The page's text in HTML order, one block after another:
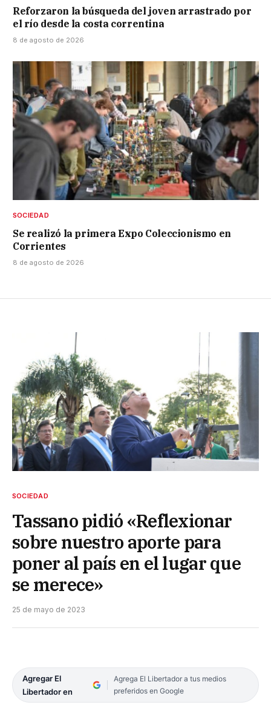
Reforzaron la búsqueda del joven arrastrado por
el río desde la costa correntina
8 de agosto de 2026
SOCIEDAD
Se realizó la primera Expo Coleccionismo en
Corrientes
8 de agosto de 2026
SOCIEDAD
Tassano pidió «Reflexionar
sobre nuestro aporte para
poner al país en el lugar que
se merece»
25 de mayo de 2023
Agregar El
Libertador en
Agrega El Libertador a tus medios
preferidos en Google